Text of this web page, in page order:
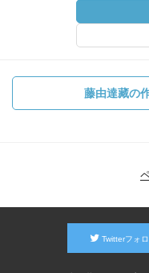
藤由達藏の
Twitterフォ